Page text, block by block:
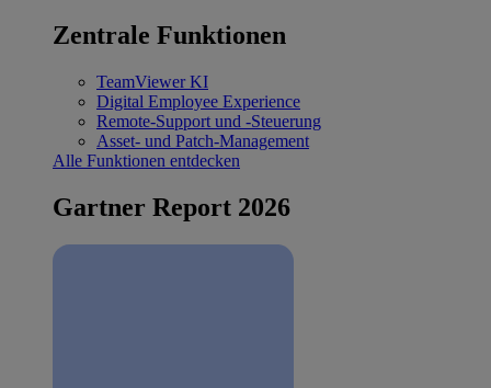
Zentrale Funktionen
TeamViewer KI
Digital Employee Experience
Remote-Support und -Steuerung
Asset- und Patch-Management
Alle Funktionen entdecken
Gartner Report 2026